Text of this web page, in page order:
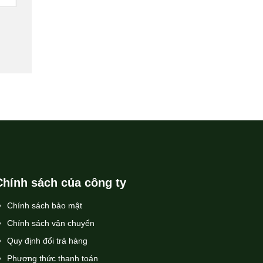
sách của công ty
Chính sách bảo mật
Chính sách vận chuyển
Quy định đổi trả hàng
Phương thức thanh toán